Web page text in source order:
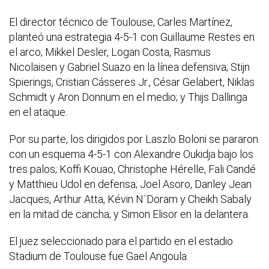
El director técnico de Toulouse, Carles Martínez,
planteó una estrategia 4-5-1 con Guillaume Restes en
el arco; Mikkel Desler, Logan Costa, Rasmus
Nicolaisen y Gabriel Suazo en la línea defensiva; Stijn
Spierings, Cristian Cásseres Jr., César Gelabert, Niklas
Schmidt y Aron Donnum en el medio; y Thijs Dallinga
en el ataque.
Por su parte, los dirigidos por Laszlo Boloni se pararon
con un esquema 4-5-1 con Alexandre Oukidja bajo los
tres palos; Koffi Kouao, Christophe Hérelle, Fali Candé
y Matthieu Udol en defensa; Joel Asoro, Danley Jean
Jacques, Arthur Atta, Kévin N´Doram y Cheikh Sabaly
en la mitad de cancha; y Simon Elisor en la delantera.
El juez seleccionado para el partido en el estadio
Stadium de Toulouse fue Gael Angoula.